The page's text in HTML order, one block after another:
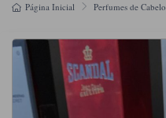
Página Inicial Perfumes de Cabelo